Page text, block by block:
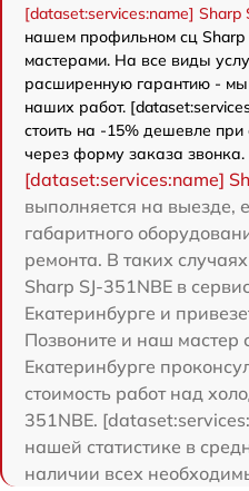
[dataset:services:name] Sharp
нашем профильном сц
мастерами. На все виды
расширенную гарантию - мы
наших работ.
стоить на -15% дешевле
через форму заказа звонка.
[dataset:services:name]
выполняется на выезде,
габаритного
ремонта. В таких
Sharp SJ-351NBE в
Екатеринбурге и
Позвоните и наш мастер
Екатеринбурге
стоимость работ над
351NBE.
нашей статистике в
наличии всех